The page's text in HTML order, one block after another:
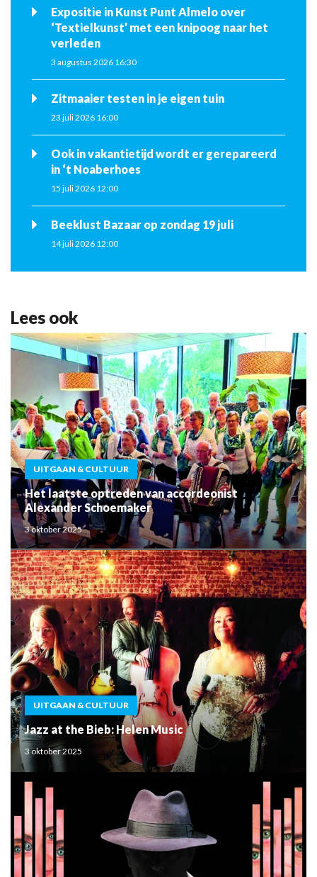
Expositie in Kunst Punt Almelo over
‘Textielkunst’ met een knipoog naar het
verleden
3 augustus 2026 16:30
Zitmaaier testen in je eigen tuin
23 juli 2026 16:00
Ook in vakantietijd wordt er gerepareerd
in ‘t Noaberhoes
15 juli 2026 12:00
Beeklust Bazaar op zondag 19 juli
14 juli 2026 12:00
Lees ook
UITGAAN & CULTUUR
Het laatste optreden van accordeonist
Alexander Schoemaker
3 oktober 2025
UITGAAN & CULTUUR
Jazz at the Bieb: Helen Music
3 oktober 2025